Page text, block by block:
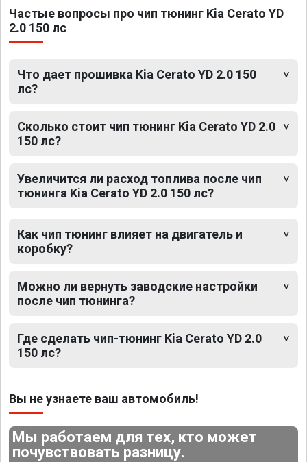
Частые вопросы про чип тюнинг Kia Cerato YD
2.0 150 лс
Что дает прошивка Kia Cerato YD 2.0 150
лс?
Сколько стоит чип тюнинг Kia Cerato YD 2.0
150 лс?
Увеличится ли расход топлива после чип
тюнинга Kia Cerato YD 2.0 150 лс?
Как чип тюнинг влияет на двигатель и
коробку?
Можно ли вернуть заводские настройки
после чип тюнинга?
Где сделать чип-тюнинг Kia Cerato YD 2.0
150 лс?
Вы не узнаете ваш автомобиль!
Мы работаем для тех, кто может
почувствовать разницу.